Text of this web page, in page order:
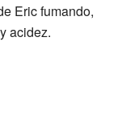
Eric fumando,
acidez.